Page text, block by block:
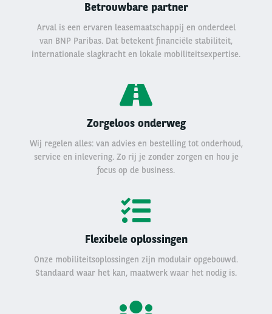
Betrouwbare partner
Arval is een ervaren leasemaatschappij en onderdeel
van BNP Paribas. Dat betekent financiële stabiliteit,
internationale slagkracht en lokale mobiliteitsexpertise.
Zorgeloos onderweg
Wij regelen alles: van advies en bestelling tot onderhoud,
service en inlevering. Zo rij je zonder zorgen en hou je
focus op de business.
Flexibele oplossingen
Onze mobiliteitsoplossingen zijn modulair opgebouwd.
Standaard waar het kan, maatwerk waar het nodig is.